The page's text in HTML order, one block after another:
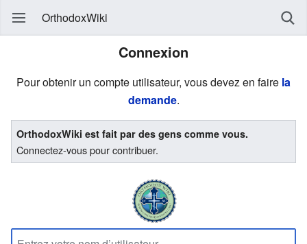
OrthodoxWiki
Connexion
Pour obtenir un compte utilisateur, vous devez en faire la
demande.
OrthodoxWiki est fait par des gens comme vous.
Connectez-vous pour contribuer.